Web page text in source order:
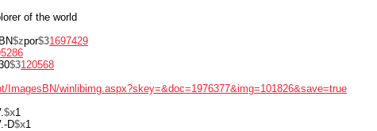
of the world
BN$zpor$31697429
$3120568
ImagesBN/winlibimg.aspx?skey=&doc=1976377&img=101826&save=true
$x1
D$x1